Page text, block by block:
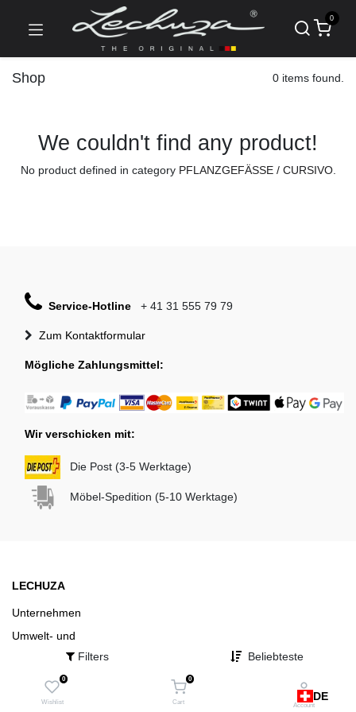
Filters Beliebteste
0
Wishlist
0
Cart Account
0
Shop 0 items found.
We couldn't find any product!
No product defined in category PFLANZGEFÄSSE / CURSIVO.
Service-Hotline + 41 31 555 79 79
Zum Kontaktformular
Mögliche Zahlungsmittel:
Wir verschicken mit:
Die Post (3-5 Werktage)
Möbel-Spedition (5-10 Werktage)
LECHUZA
Unternehmen
Umwelt- und
Energiepolitik
DE